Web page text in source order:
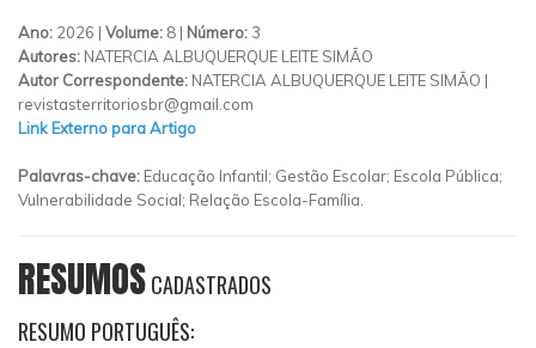
Ano: 2026 | Volume: 8 | Número: 3
Autores: NATERCIA ALBUQUERQUE LEITE SIMÃO
Autor Correspondente: NATERCIA ALBUQUERQUE LEITE SIMÃO |
revistasterritoriosbr@gmail.com
Link Externo para Artigo
Palavras-chave: Educação Infantil; Gestão Escolar; Escola Pública;
Vulnerabilidade Social; Relação Escola-Família.
RESUMOSCADASTRADOS
RESUMO PORTUGUÊS: